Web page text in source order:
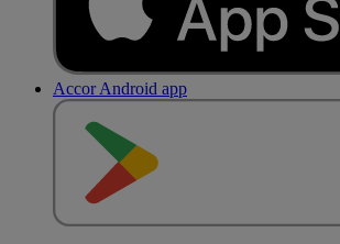
Accor Android app